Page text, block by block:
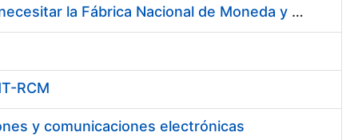
Servicio de Mensajería Local, Nacional e Internacional que pueda necesitar la Fábrica Nacional de Moneda y Timbre - Real Casa de la Moneda
RCM
y comunicaciones electrónicas